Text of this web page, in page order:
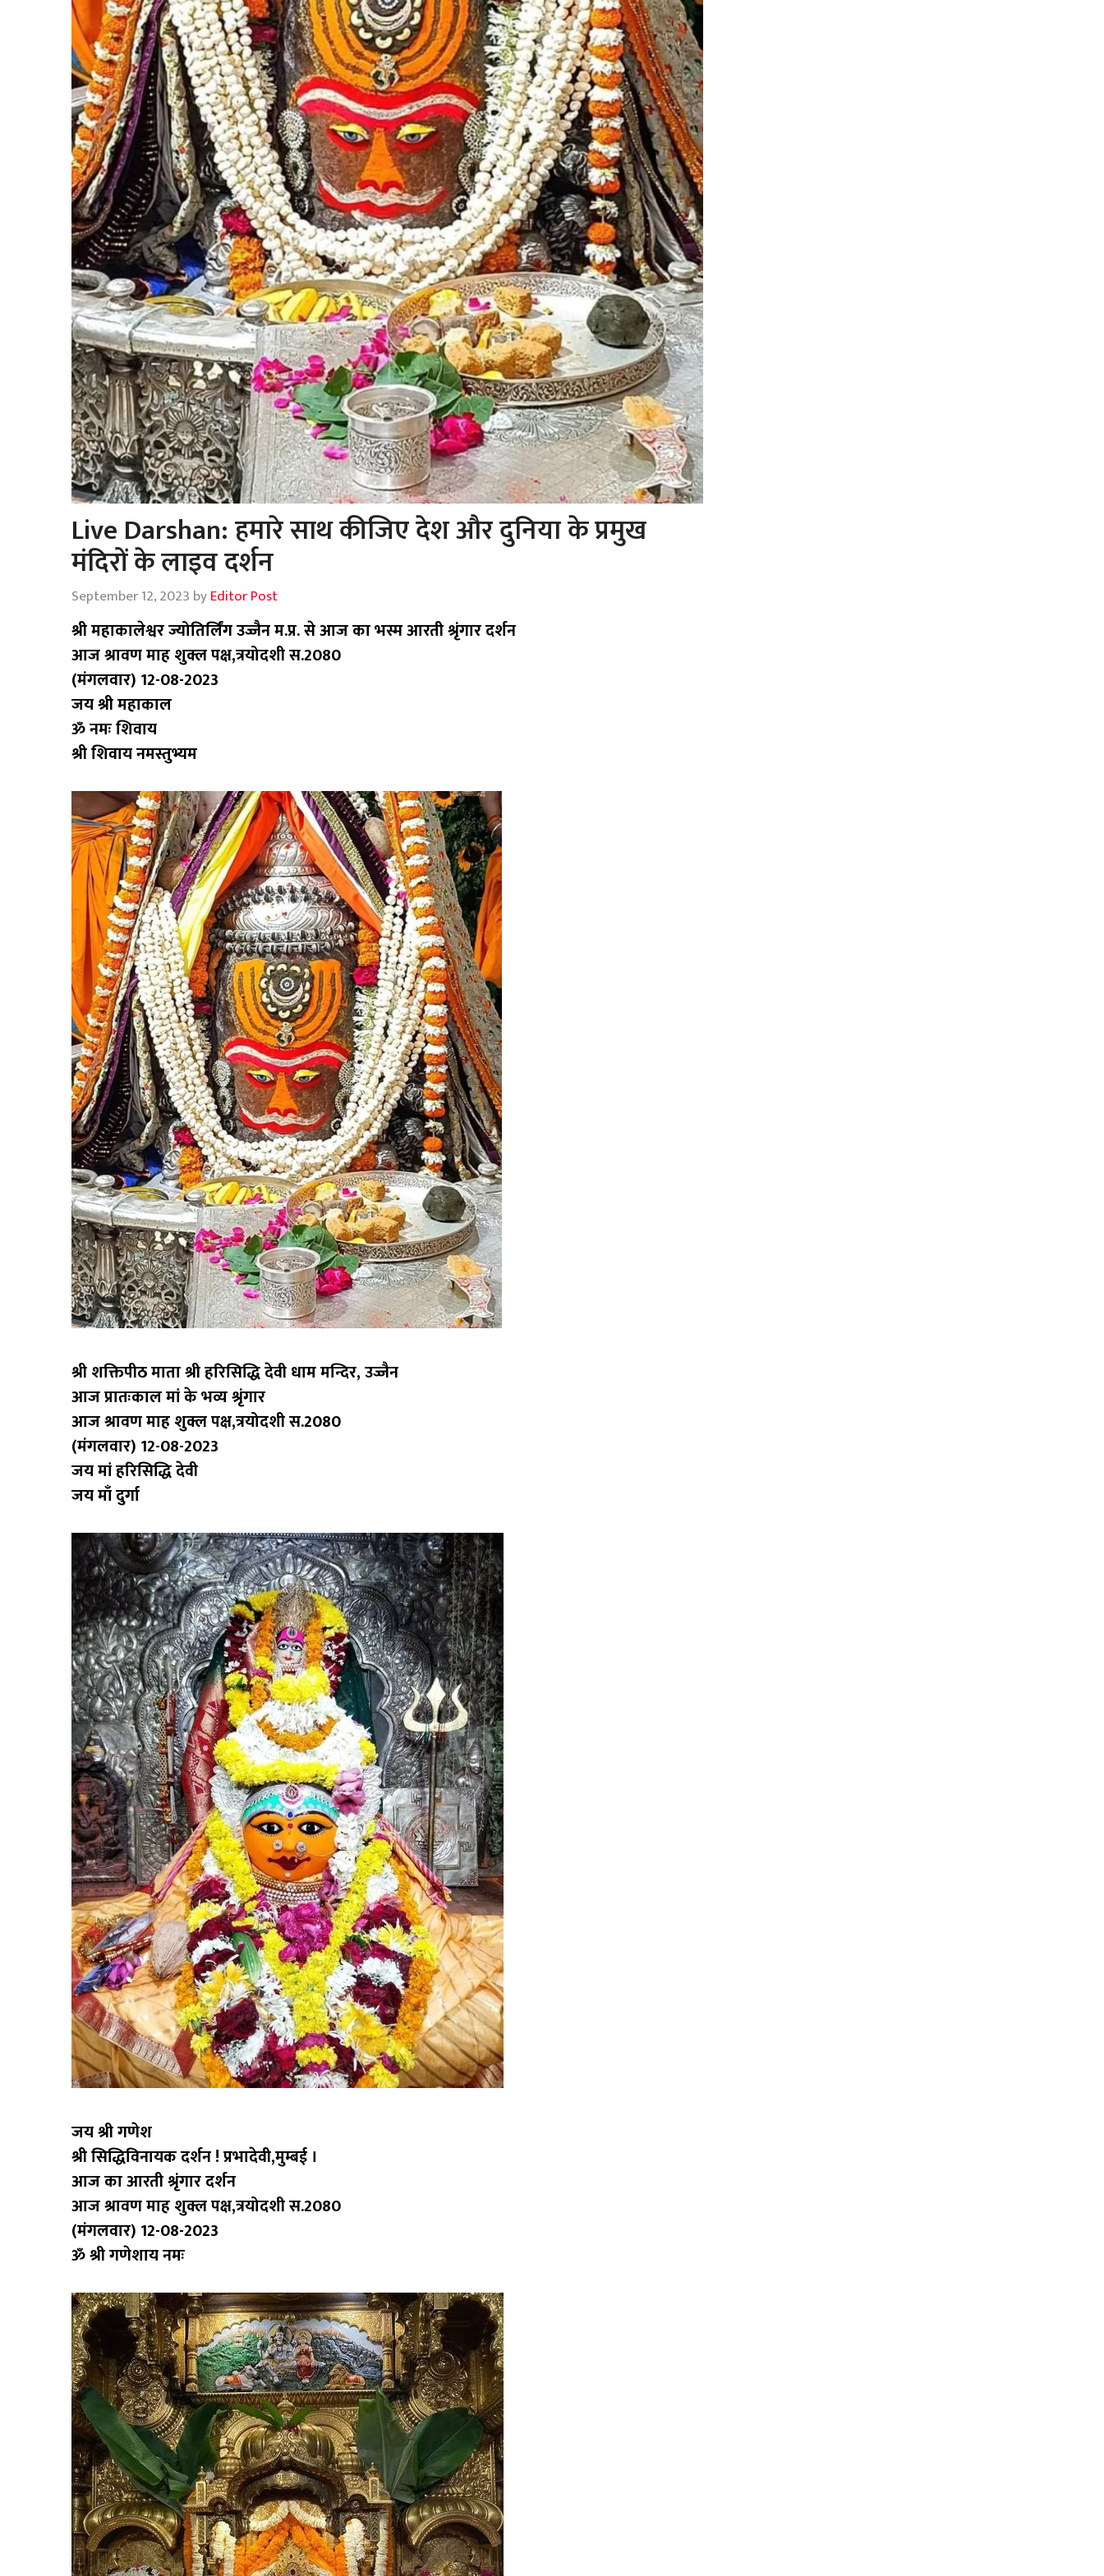
Live Darshan: हमारे साथ कीजिए देश और दुनिया के प्रमुख
मंदिरों के लाइव दर्शन
September 12, 2023 byEditor Post
श्री महाकालेश्वर ज्योतिर्लिंग उज्जैन म.प्र. से आज का भस्म आरती श्रृंगार दर्शन
आज श्रावण माह शुक्ल पक्ष,त्रयोदशी स.2080
(मंगलवार) 12-08-2023
जय श्री महाकाल
ॐ नमः शिवाय
श्री शिवाय नमस्तुभ्यम
श्री शक्तिपीठ माता श्री हरिसिद्धि देवी धाम मन्दिर, उज्जैन
आज प्रातःकाल मां के भव्य श्रृंगार
आज श्रावण माह शुक्ल पक्ष,त्रयोदशी स.2080
(मंगलवार) 12-08-2023
जय मां हरिसिद्धि देवी
जय माँ दुर्गा
जय श्री गणेश
श्री सिद्धिविनायक दर्शन ! प्रभादेवी,मुम्बई ।
आज का आरती श्रृंगार दर्शन
आज श्रावण माह शुक्ल पक्ष,त्रयोदशी स.2080
(मंगलवार) 12-08-2023
ॐ श्री गणेशाय नमः